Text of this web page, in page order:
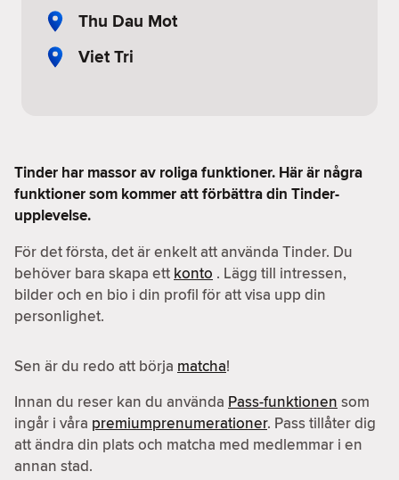
Thu Dau Mot
Viet Tri
Tinder har massor av roliga funktioner. Här är några
funktioner som kommer att förbättra din Tinder-
upplevelse.
För det första, det är enkelt att använda Tinder. Du
behöver bara skapa ett konto . Lägg till intressen,
bilder och en bio i din profil för att visa upp din
personlighet.
Sen är du redo att börja matcha!
Innan du reser kan du använda Pass-funktionen som
ingår i våra premiumprenumerationer. Pass tillåter dig
att ändra din plats och matcha med medlemmar i en
annan stad.